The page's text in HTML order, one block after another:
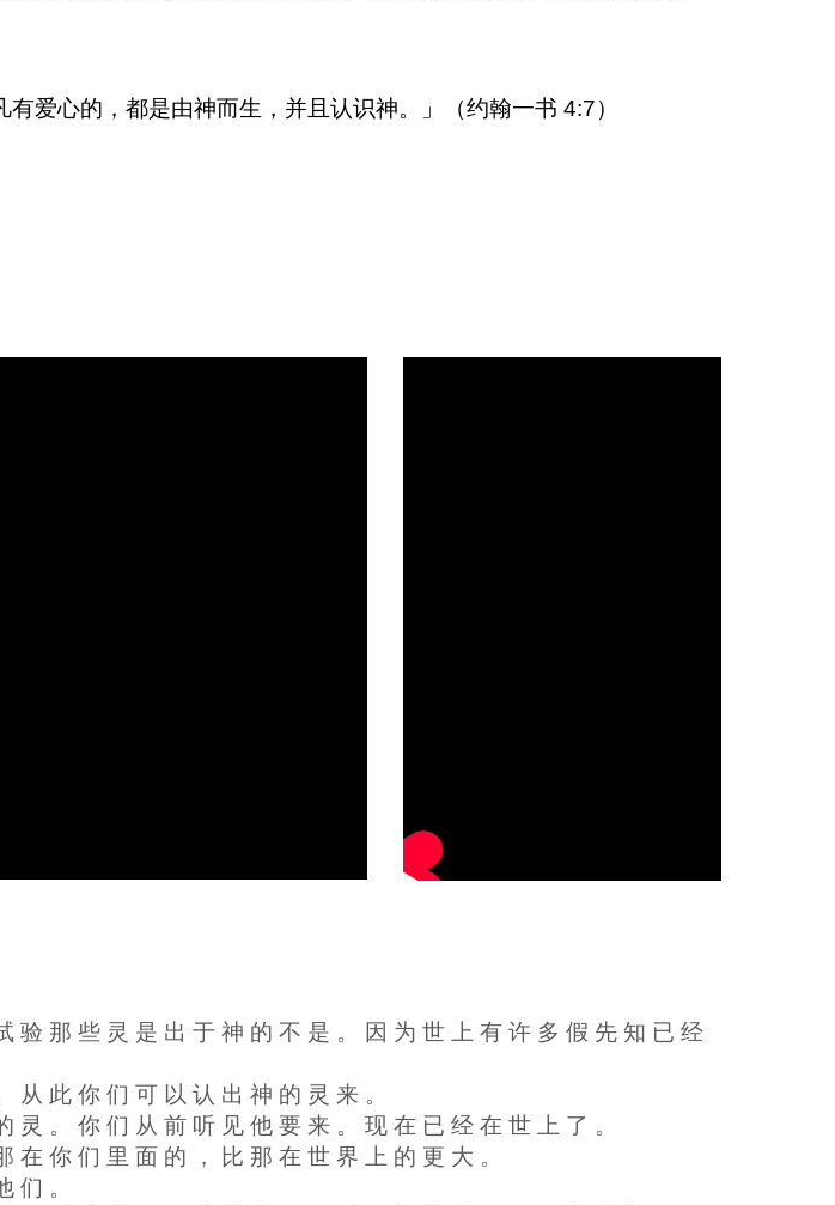
爱心的，都是由神而生，并且认识神。」（约翰一书 4:7）
那 些 灵 是 出 于 神 的 不 是 。 因 为 世 上 有 许 多 假 先 知 已 经
此 你 们 可 以 认 出 神 的 灵 来 。
。 你 们 从 前 听 见 他 要 来 。 现 在 已 经 在 世 上 了 。
你 们 里 面 的 ， 比 那 在 世 界 上 的 更 大 。
们 。